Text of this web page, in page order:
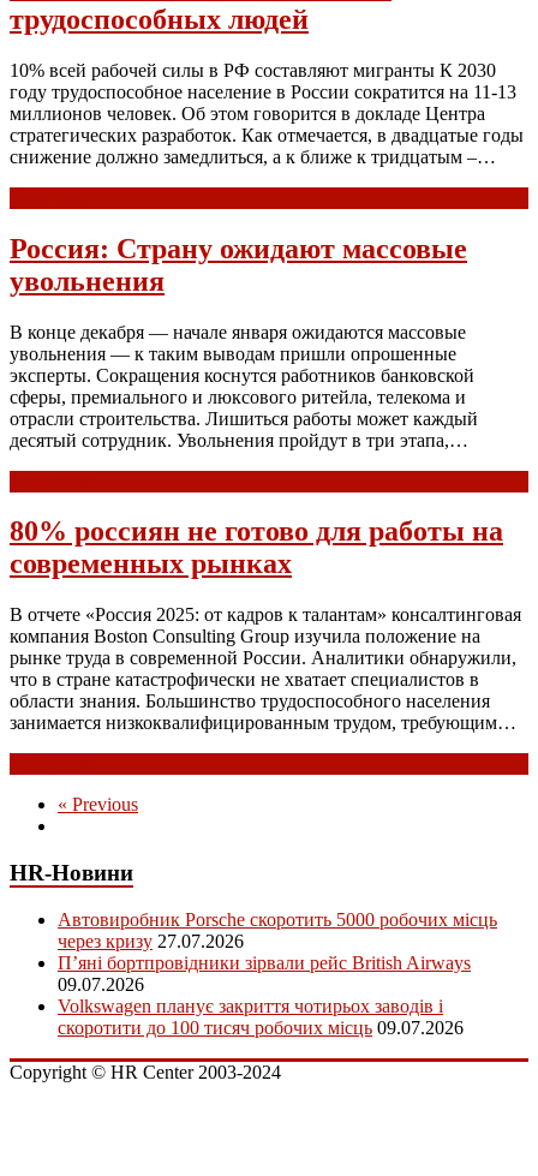
трудоспособных людей
10% всей рабочей силы в РФ составляют мигранты К 2030
году трудоспособное население в России сократится на 11-13
миллионов человек. Об этом говорится в докладе Центра
стратегических разработок. Как отмечается, в двадцатые годы
снижение должно замедлиться, а к ближе к тридцатым –…
Россия: Страну ожидают массовые
увольнения
В конце декабря — начале января ожидаются массовые
увольнения — к таким выводам пришли опрошенные
эксперты. Сокращения коснутся работников банковской
сферы, премиального и люксового ритейла, телекома и
отрасли строительства. Лишиться работы может каждый
десятый сотрудник. Увольнения пройдут в три этапа,…
80% россиян не готово для работы на
современных рынках
В отчете «Россия 2025: от кадров к талантам» консалтинговая
компания Boston Consulting Group изучила положение на
рынке труда в современной России. Аналитики обнаружили,
что в стране катастрофически не хватает специалистов в
области знания. Большинство трудоспособного населения
занимается низкоквалифицированным трудом, требующим…
« Previous
HR-Новини
Автовиробник Porsche скоротить 5000 робочих місць
через кризу 27.07.2026
П’яні бортпровідники зірвали рейс British Airways
09.07.2026
Volkswagen планує закриття чотирьох заводів і
скоротити до 100 тисяч робочих місць 09.07.2026
Copyright © HR Center 2003-2024